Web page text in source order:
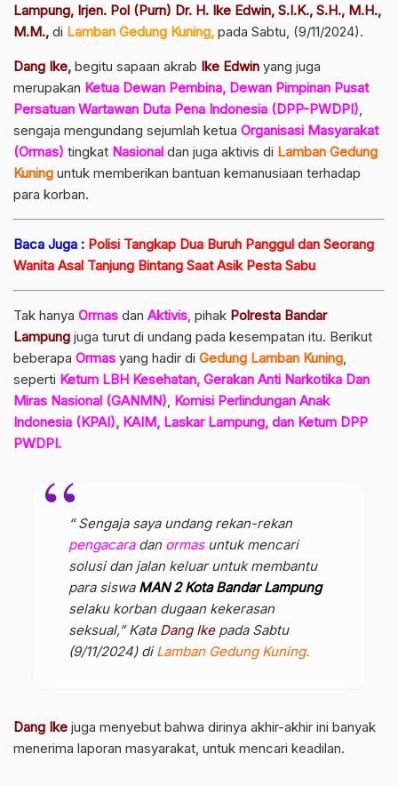
Lampung, Irjen. Pol (Purn) Dr. H. Ike Edwin, S.I.K., S.H., M.H.,
M.M., di Lamban Gedung Kuning, pada Sabtu, (9/11/2024).
Dang Ike, begitu sapaan akrab Ike Edwin yang juga
merupakan Ketua Dewan Pembina, Dewan Pimpinan Pusat
Persatuan Wartawan Duta Pena Indonesia (DPP-PWDPI),
sengaja mengundang sejumlah ketua Organisasi Masyarakat
(Ormas) tingkat Nasional dan juga aktivis di Lamban Gedung
Kuning untuk memberikan bantuan kemanusiaan terhadap
para korban.
Baca Juga : Polisi Tangkap Dua Buruh Panggul dan Seorang
Wanita Asal Tanjung Bintang Saat Asik Pesta Sabu
Tak hanya Ormas dan Aktivis, pihak Polresta Bandar
Lampung juga turut di undang pada kesempatan itu. Berikut
beberapa Ormas yang hadir di Gedung Lamban Kuning,
seperti Ketum LBH Kesehatan, Gerakan Anti Narkotika Dan
Miras Nasional (GANMN), Komisi Perlindungan Anak
Indonesia (KPAI), KAIM, Laskar Lampung, dan Ketum DPP
PWDPI.
“ Sengaja saya undang rekan-rekan
pengacaradan ormasuntuk mencari
solusi dan jalan keluar untuk membantu
para siswa MAN 2 Kota Bandar Lampung
selaku korban dugaan kekerasan
seksual,” Kata Dang Ikepada Sabtu
(9/11/2024) diLamban Gedung Kuning.
Dang Ike juga menyebut bahwa dirinya akhir-akhir ini banyak
menerima laporan masyarakat, untuk mencari keadilan.